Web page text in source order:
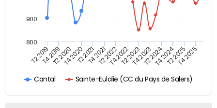
Cantal Sainte-Eulalie (CC du Pays de Salers)
T2 2019T4 2019T2 2020T4 2020T2 2021T4 2021T2 2022T4 2022T2 2023T4 2023T2 2024T4 2024T2 2025T4 2025
800
900